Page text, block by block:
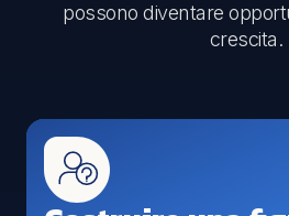
possono diventare
crescita.